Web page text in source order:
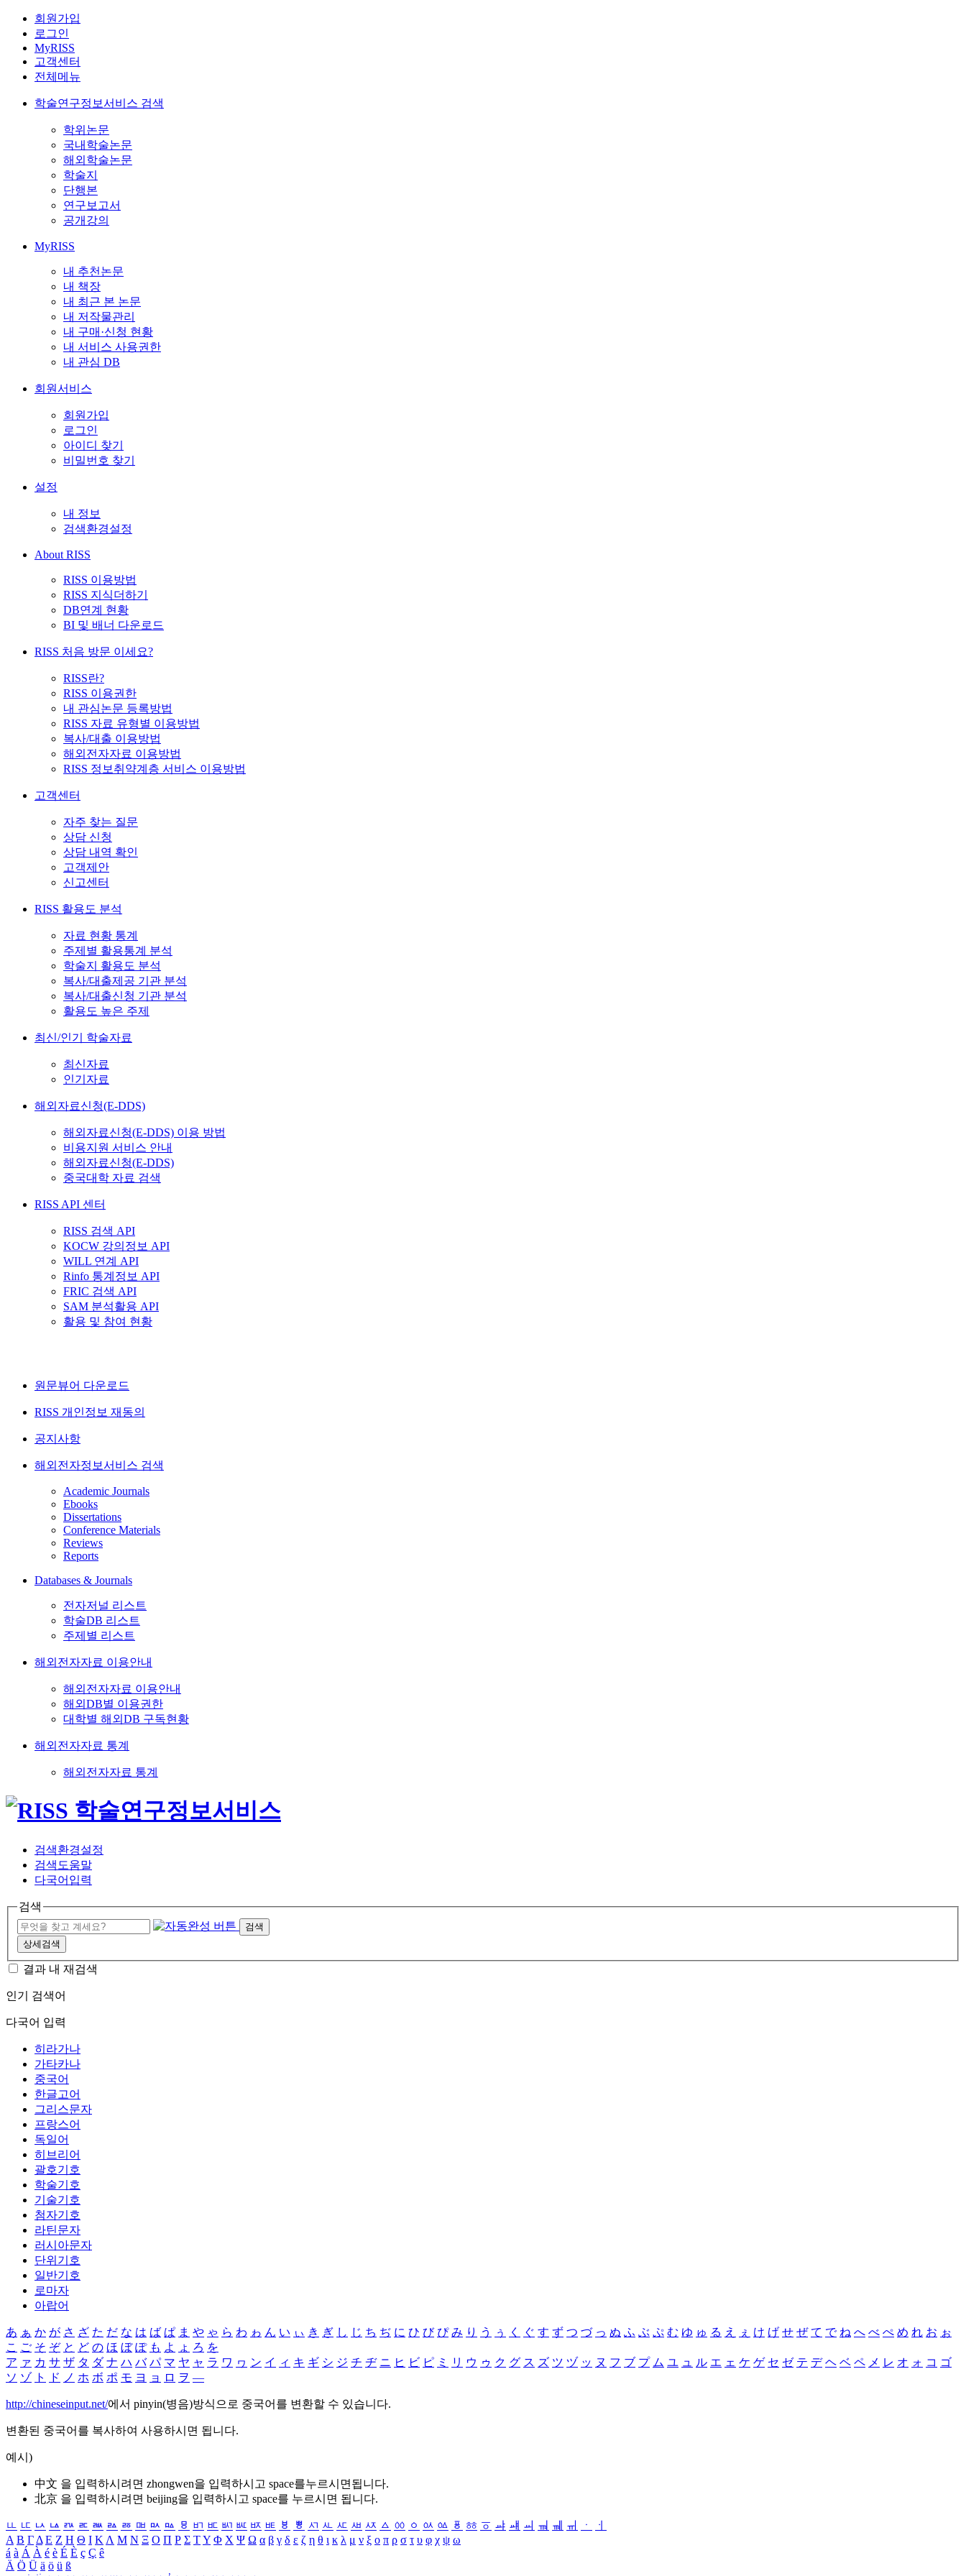
회원가입
로그인
MyRISS
고객센터
전체메뉴
학술연구정보서비스 검색
학위논문
국내학술논문
해외학술논문
학술지
단행본
연구보고서
공개강의
MyRISS
내 추천논문
내 책장
내 최근 본 논문
내 저작물관리
내 구매·신청 현황
내 서비스 사용권한
내 관심 DB
회원서비스
회원가입
로그인
아이디 찾기
비밀번호 찾기
설정
내 정보
검색환경설정
About RISS
RISS 이용방법
RISS 지식더하기
DB연계 현황
BI 및 배너 다운로드
RISS 처음 방문 이세요?
RISS란?
RISS 이용권한
내 관심논문 등록방법
RISS 자료 유형별 이용방법
복사/대출 이용방법
해외전자자료 이용방법
RISS 정보취약계층 서비스 이용방법
고객센터
자주 찾는 질문
상담 신청
상담 내역 확인
고객제안
신고센터
RISS 활용도 분석
자료 현황 통계
주제별 활용통계 분석
학술지 활용도 분석
복사/대출제공 기관 분석
복사/대출신청 기관 분석
활용도 높은 주제
최신/인기 학술자료
최신자료
인기자료
해외자료신청(E-DDS)
해외자료신청(E-DDS) 이용 방법
비용지원 서비스 안내
해외자료신청(E-DDS)
중국대학 자료 검색
RISS API 센터
RISS 검색 API
KOCW 강의정보 API
WILL 연계 API
Rinfo 통계정보 API
FRIC 검색 API
SAM 분석활용 API
활용 및 참여 현황
원문뷰어 다운로드
RISS 개인정보 재동의
공지사항
해외전자정보서비스 검색
Academic Journals
Ebooks
Dissertations
Conference Materials
Reviews
Reports
Databases & Journals
전자저널 리스트
학술DB 리스트
주제별 리스트
해외전자자료 이용안내
해외전자자료 이용안내
해외DB별 이용권한
대학별 해외DB 구독현황
해외전자자료 통계
해외전자자료 통계
검색환경설정
검색도움말
다국어입력
검색
검색
상세검색
결과 내 재검색
인기 검색어
다국어 입력
히라가나
가타카나
중국어
한글고어
그리스문자
프랑스어
독일어
히브리어
괄호기호
학술기호
기술기호
첨자기호
라틴문자
러시아문자
단위기호
일반기호
로마자
아랍어
あ ぁ か が さ ざ た だ な は ば ぱ ま や ゃ ら わ ゎ ん い ぃ き ぎ し じ ち ぢ に ひ び ぴ み り う ぅ く ぐ す ず つ づ っ ぬ ふ ぶ ぷ む ゆ ゅ る え ぇ け げ せ ぜ て で ね へ べ ぺ め れ お ぉ
こ ご そ ぞ と ど の ほ ぼ ぽ も よ ょ ろ を
ア ァ カ サ ザ タ ダ ナ ハ バ パ マ ヤ ャ ラ ワ ヮ ン イ ィ キ ギ シ ジ チ ヂ ニ ヒ ビ ピ ミ リ ウ ゥ ク グ ス ズ ツ ヅ ッ ヌ フ ブ プ ム ユ ュ ル エ ェ ケ ゲ セ ゼ テ デ ヘ ベ ペ メ レ オ ォ コ ゴ
ソ ゾ ト ド ノ ホ ボ ポ モ ヨ ョ ロ ヲ ―
http://chineseinput.net/에서 pinyin(병음)방식으로 중국어를 변환할 수 있습니다.
변환된 중국어를 복사하여 사용하시면 됩니다.
예시)
中文 을 입력하시려면 zhongwen을 입력하시고 space를누르시면됩니다.
北京 을 입력하시려면 beijing을 입력하시고 space를 누르시면 됩니다.
ㅥ ㅦ ㅧ ㅨ ㅩ ㅪ ㅫ ㅬ ㅭ ㅮ ㅯ ㅰ ㅱ ㅲ ㅳ ㅴ ㅵ ㅶ ㅷ ㅸ ㅹ ㅺ ㅻ ㅼ ㅽ ㅾ ㅿ ㆀ ㆁ ㆂ ㆃ ㆄ ㆅ ㆆ ㆇ ㆈ ㆉ ㆊ ㆋ ㆌ ㆍ
ㆎ
Α Β ΓΔ Ε Ζ Η Θ Ι ΚΛ Μ Ν Ξ Ο Π Ρ Σ ΤΥ Φ Χ Ψ Ω α β γ δ ε ζ η θ ι κ λ μ ν ξ ο π ρ σ τ υ φ χ ψ ω
á à Á À é è É È ç Ç ê
Ä Ö Ü ä ö ü ß